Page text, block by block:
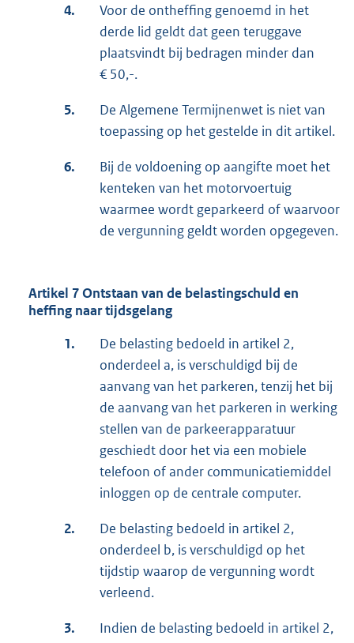
4.
Voor de ontheffing genoemd in het
derde lid geldt dat geen teruggave
plaatsvindt bij bedragen minder dan
€ 50,-.
5.
De Algemene Termijnenwet is niet van
toepassing op het gestelde in dit artikel.
6.
Bij de voldoening op aangifte moet het
kenteken van het motorvoertuig
waarmee wordt geparkeerd of waarvoor
de vergunning geldt worden opgegeven.
Artikel 7 Ontstaan van de belastingschuld en
heffing naar tijdsgelang
1.
De belasting bedoeld in artikel 2,
onderdeel a, is verschuldigd bij de
aanvang van het parkeren, tenzij het bij
de aanvang van het parkeren in werking
stellen van de parkeerapparatuur
geschiedt door het via een mobiele
telefoon of ander communicatiemiddel
inloggen op de centrale computer.
2.
De belasting bedoeld in artikel 2,
onderdeel b, is verschuldigd op het
tijdstip waarop de vergunning wordt
verleend.
3.
Indien de belasting bedoeld in artikel 2,